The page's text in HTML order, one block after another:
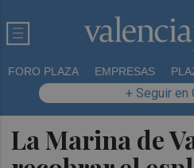
FORO PLAZA EMPRESAS
+ Seguir en
La Marina de